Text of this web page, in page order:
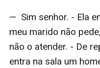
—  Sim senhor. - Ela
meu marido não
não o atender. - De
entra na sala um